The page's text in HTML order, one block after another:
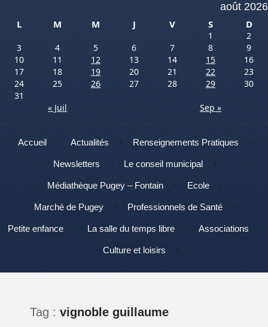
août 2026
L
M M J V S D
1
2
3
4 5 6 7 8
9
10
11 12 13 14 15
16
17
18 19 20 21 22
23
24
25 26 27 28 29
30
31
« Juil
Sep »
Menu
Aller au contenu
Accueil Actualités Renseignements Pratiques
Newsletters Le conseil municipal
Médiathèque Pugey – Fontain Ecole
Marché de Pugey Professionnels de Santé
Petite enfance La salle du temps libre Associations
Culture et loisirs
Tag : vignoble guillaume